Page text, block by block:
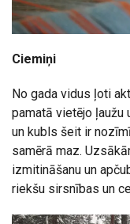
Ciemiņi
No gada vidus ļoti
pamatā vietējo ļaužu
un kubls šeit ir
samērā maz.
izmitināšanu un
riekšu sirsnības un